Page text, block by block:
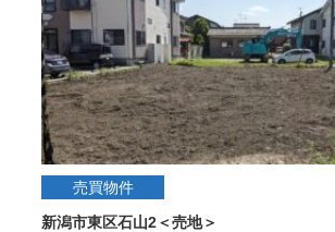
売買物件
新潟市東区石山2＜売地＞